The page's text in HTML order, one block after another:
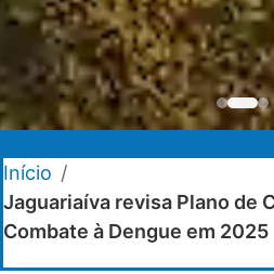
Início /
Jaguariaíva revisa Plano de
Combate à Dengue em 2025